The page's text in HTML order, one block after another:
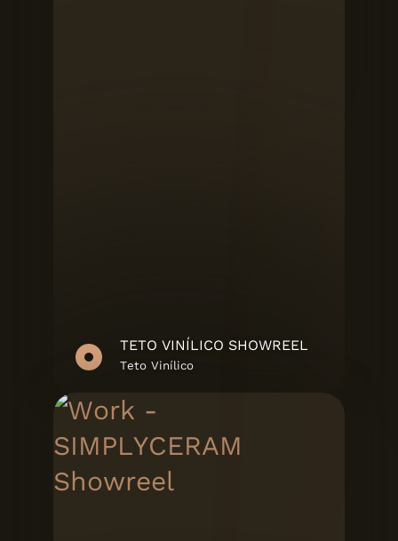
TETO VINÍLICO SHOWREEL
Teto Vinílico